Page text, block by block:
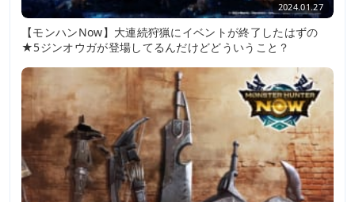
2024.01.27
【モンハンNow】大連続狩猟にイベントが終了したはずの
★5ジンオウガが登場してるんだけどどういうこと？